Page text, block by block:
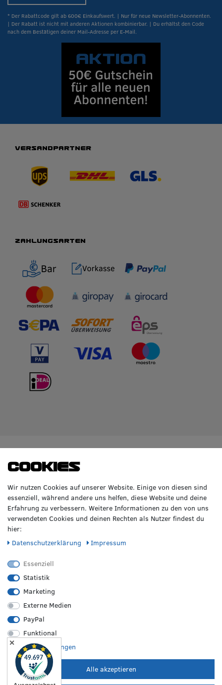
* Der Rabattcode gilt ab 600€ Einkaufswert. | Nur für neue Newsletter-Abonnenten.
| Der Rabatt ist nicht mit anderen Aktionen kombinierbar. | Du erhältst den Code
nach dem Bestätigen deiner Mail-Adresse per E-Mail.
VERSANDPARTNER
ZAHLUNGSARTEN
GERNE!
Heinrich-Hasemeier-Straße 36
49076 Osnabrück
Telefon: 0541 / 800 085 06
WhatsApp: 0541 / 800 085 06
Fax: 0541 / 40 99 084
BMW
Mercedes Benz
AMG
Audi
Sonstige Marken
REIFEN &
Sommerreifen
Winterreifen
Allwetterreifen
Originale Räder
Bestpreisgarantie
Leistungen vor Ort
Versand
Zahlungsarten
Cookies
Wir nutzen Cookies auf unserer Website. Einige von diesen sind
essenziell, während andere uns helfen, diese Website und deine
Erfahrung zu verbessern. Weitere Informationen zu den von uns
verwendeten Cookies und deinen Rechten als Nutzer findest du
hier:
Daten­schutz­erklärung
Impressum
Essenziell
Statistik
Marketing
Externe Medien
PayPal
Funktional
Weitere Einstellungen
Alle akzeptieren
✕